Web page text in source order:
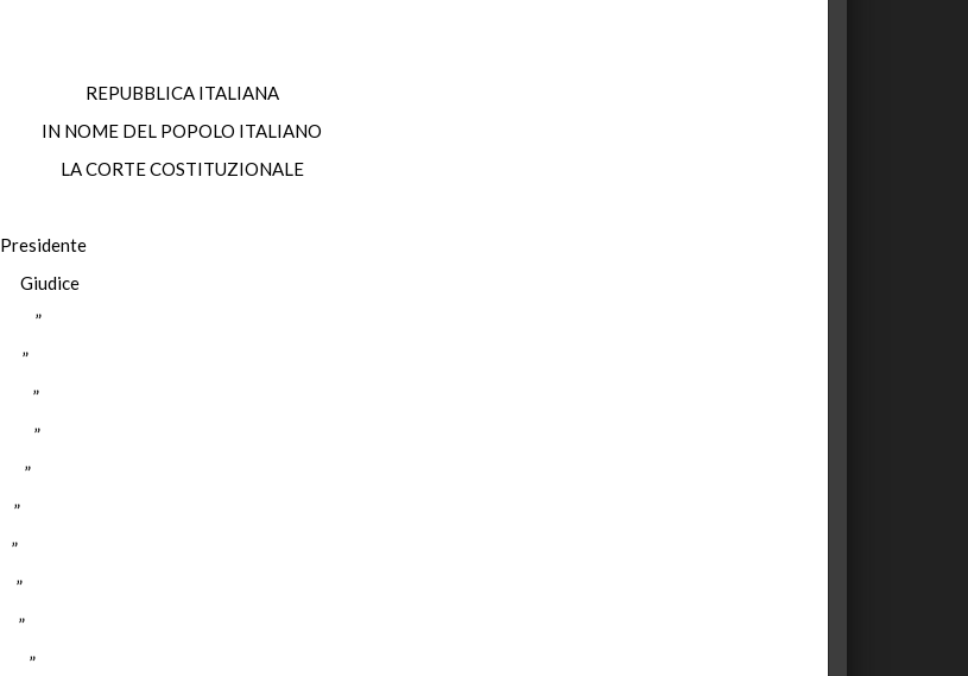
REPUBBLICA ITALIANA
IN NOME DEL POPOLO ITALIANO
LA CORTE COSTITUZIONALE
Presidente
Giudice
”
”
”
”
”
”
”
”
”
”